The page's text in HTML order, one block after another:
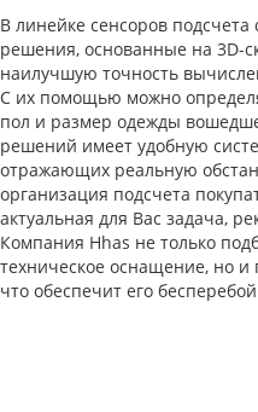
В линейке сенсоров
решения, основанные на 3D-
наилучшую точность
С их помощью можно
пол и размер одежды
решений имеет удобную
отражающих реальную
организация подсчета
актуальная для Вас задача,
Компания Hhas не только
техническое оснащение, но и
что обеспечит его